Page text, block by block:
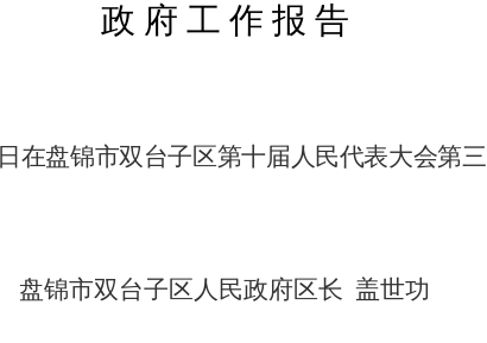
政 府 工 作 报 告
日在盘锦市双台子区第十届人民代表大会第三
盘锦市双台子区人民政府区长 盖世功